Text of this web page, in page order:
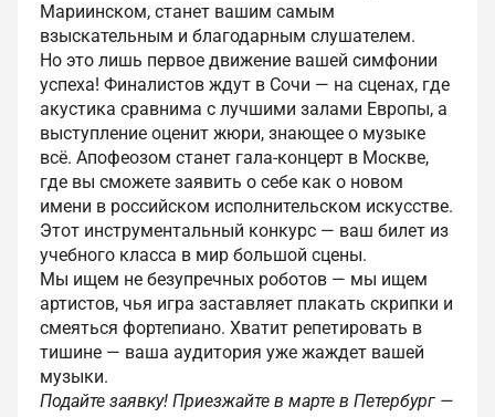
Мариинском, станет вашим самым
взыскательным и благодарным слушателем.
Но это лишь первое движение вашей симфонии
успеха! Финалистов ждут в Сочи — на сценах, где
акустика сравнима с лучшими залами Европы, а
выступление оценит жюри, знающее о музыке
всё. Апофеозом станет гала-концерт в Москве,
где вы сможете заявить о себе как о новом
имени в российском исполнительском искусстве.
Этот инструментальный конкурс — ваш билет из
учебного класса в мир большой сцены.
Мы ищем не безупречных роботов — мы ищем
артистов, чья игра заставляет плакать скрипки и
смеяться фортепиано. Хватит репетировать в
тишине — ваша аудитория уже жаждет вашей
музыки.
Подайте заявку! Приезжайте в марте в Петербург —